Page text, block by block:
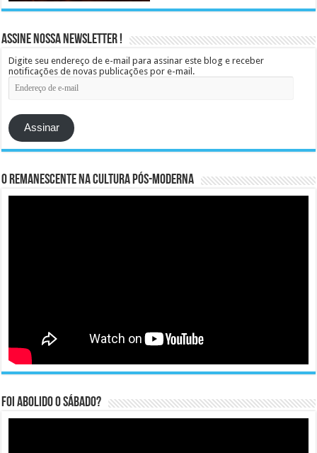
Assine Nossa Newsletter !
Digite seu endereço de e-mail para assinar este blog e receber
notificações de novas publicações por e-mail.
Endereço
de
e-
mail
Assinar
O remanescente na cultura pós-moderna
Foi abolido o sábado?